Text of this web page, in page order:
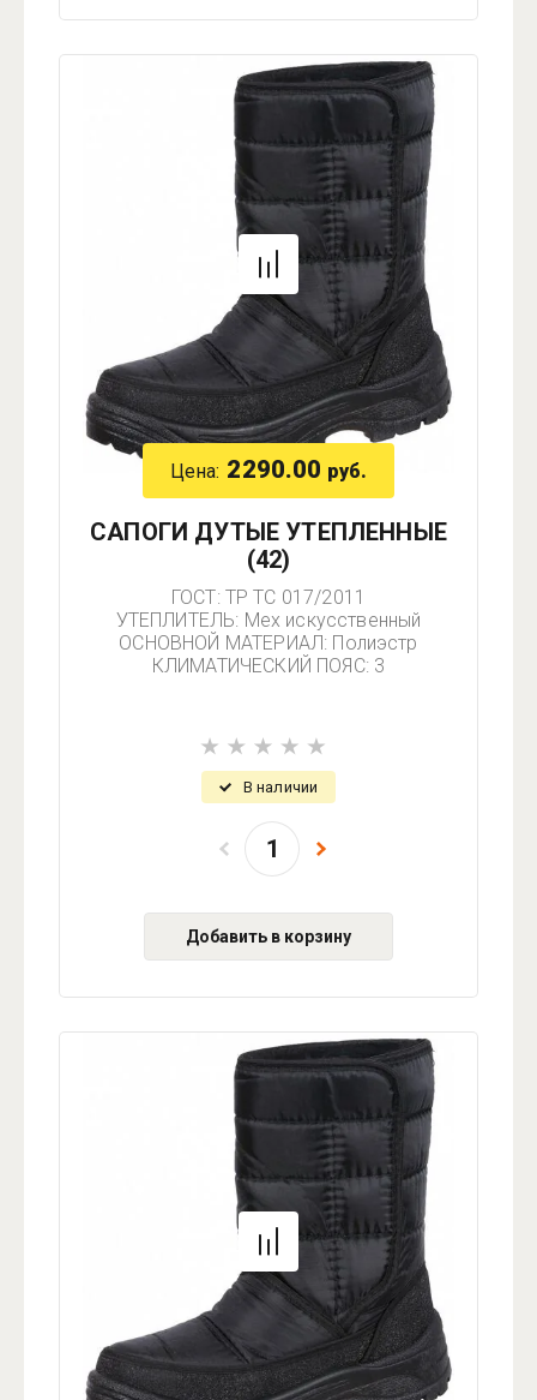
Цена: 2290.00 руб.
САПОГИ ДУТЫЕ УТЕПЛЕННЫЕ
(42)
ГОСТ: ТР ТС 017/2011
УТЕПЛИТЕЛЬ: Мех искусственный
ОСНОВНОЙ МАТЕРИАЛ: Полиэстр
КЛИМАТИЧЕСКИЙ ПОЯС: 3
В наличии
Добавить в корзину